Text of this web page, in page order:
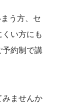
う方、セ
い方にも
予約制で講
みませんか